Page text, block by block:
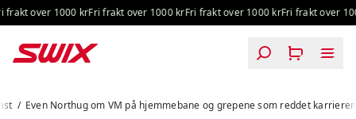
Hopp til innhold
over 1000 krFri frakt over 1000 krFri frakt over 1000 krFri frakt over
Even Northug om VM på hjemmebane og grepene som reddet karrieren